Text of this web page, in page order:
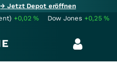
→ Jetzt Depot eröffnen
+0,02% Dow Jones +0,25%